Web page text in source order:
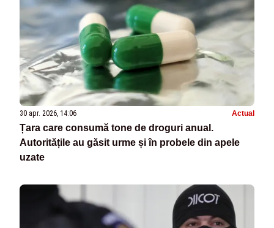
30 apr. 2026, 14:06 Actual
Țara care consumă tone de droguri anual.
Autoritățile au găsit urme și în probele din apele
uzate